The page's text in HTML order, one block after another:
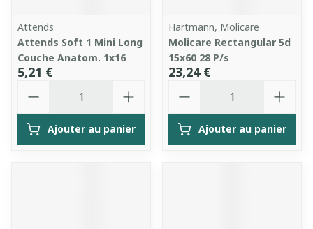
Attends
Attends Soft 1 Mini Long
Couche Anatom. 1x16
5,21 €
Ajouter au panier
Hartmann, Molicare
Molicare Rectangular 5d
15x60 28 P/s
23,24 €
Ajouter au panier